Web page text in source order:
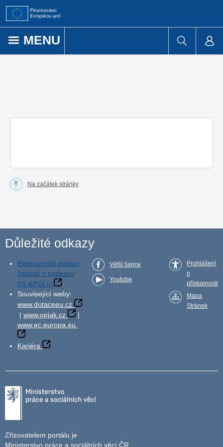
Přejít k obsahu
MENU
Na začátek stránky
Důležité odkazy
Elektronické podání
žádosti o podporu
(IS KP21+)
Související weby:
www.dotaceeu.cz
| www.opjak.cz
|
www.ec.europa.eu
Kariéra
Větší šance
Youtube
Prohlášení
o
přístupnosti
Mapa
Stránek
Zřizovatelem portálu je
Ministerstvo práce a sociálních věcí ČR